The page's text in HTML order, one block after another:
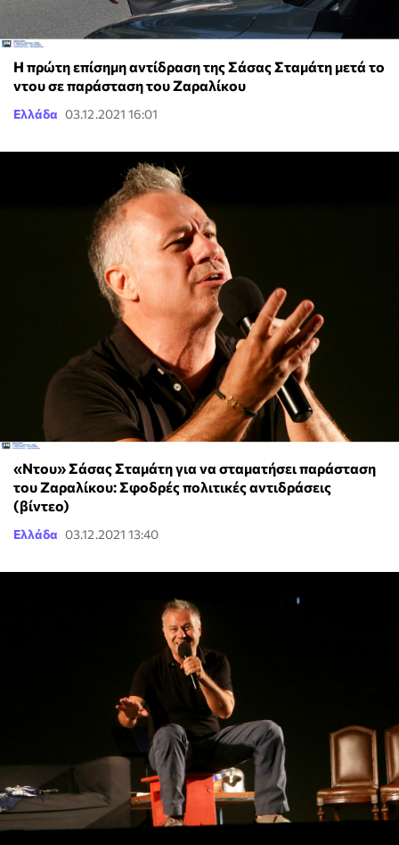
Η πρώτη επίσημη αντίδραση της Σάσας Σταμάτη μετά το
ντου σε παράσταση του Ζαραλίκου
Ελλάδα 03.12.2021 16:01
«Ντου» Σάσας Σταμάτη για να σταματήσει παράσταση
του Ζαραλίκου: Σφοδρές πολιτικές αντιδράσεις
(βίντεο)
Ελλάδα 03.12.2021 13:40